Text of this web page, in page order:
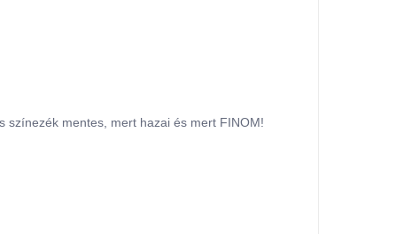
színezék mentes, mert hazai és mert FINOM!